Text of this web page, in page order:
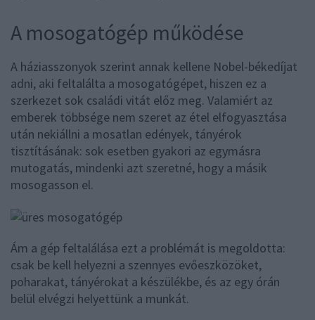
A mosogatógép működése
A háziasszonyok szerint annak kellene Nobel-békedíjat
adni, aki feltalálta a mosogatógépet, hiszen ez a
szerkezet sok családi vitát előz meg. Valamiért az
emberek többsége nem szeret az étel elfogyasztása
után nekiállni a mosatlan edények, tányérok
tisztításának: sok esetben gyakori az egymásra
mutogatás, mindenki azt szeretné, hogy a másik
mosogasson el.
Ám a gép feltalálása ezt a problémát is megoldotta:
csak be kell helyezni a szennyes evőeszközöket,
poharakat, tányérokat a készülékbe, és az egy órán
belül elvégzi helyettünk a munkát.